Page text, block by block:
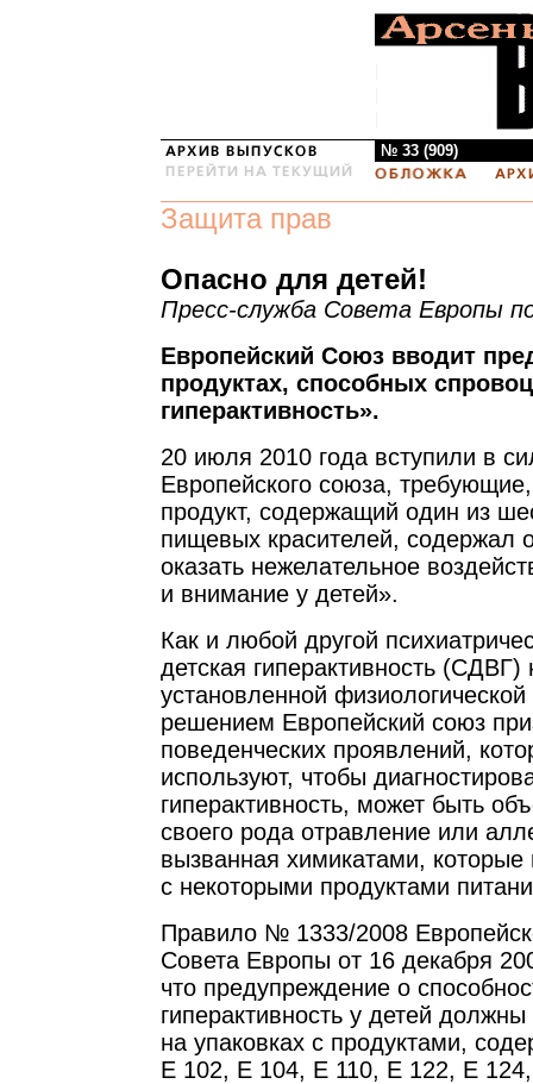
№ 33 (909)
Защита прав
Опасно для детей!
Пресс-служба Совета Европы
Европейский Союз вводит
продуктах, способных
гиперактивность».
20 июля 2010 года вступили в
Европейского союза,
продукт, содержащий один из
пищевых красителей, содержал
оказать нежелательное
и внимание у детей».
Как и любой другой
детская гиперактивность
установленной
решением Европейский союз
поведенческих проявлений,
используют, чтобы
гиперактивность, может быть
своего рода отравление или
вызванная химикатами, которые
с некоторыми продуктами
Правило № 1333/2008
Совета Европы от 16 декабря
что предупреждение о
гиперактивность у детей
на упаковках с продуктами,
Е 102, Е 104, Е 110, Е 122, Е